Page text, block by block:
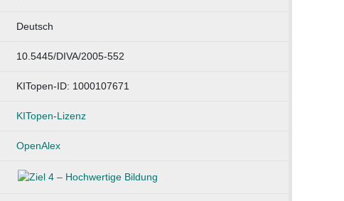
Deutsch
10.5445/DIVA/2005-552
KITopen-ID: 1000107671
KITopen-Lizenz
OpenAlex